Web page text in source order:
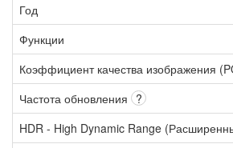
Год
Функции
Коэффициент качества изображения
Частота обновления ?
HDR - High Dynamic Range